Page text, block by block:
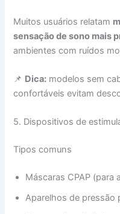
Muitos usuários relatam
sensação de sono mais
ambientes com ruídos
📌 Dica: modelos sem
confortáveis evitam
5. Dispositivos de
Tipos comuns
Máscaras CPAP (para
Aparelhos de pressão